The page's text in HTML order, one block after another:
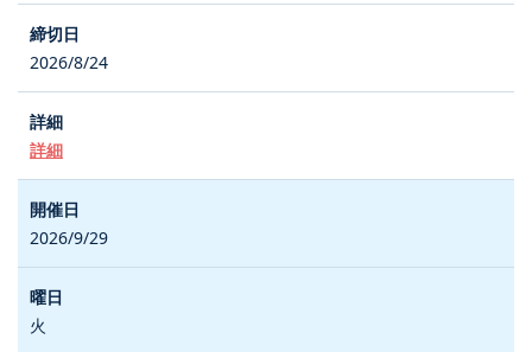
2026/8/24
詳細
2026/9/29
火